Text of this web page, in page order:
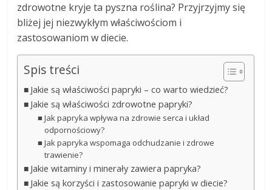
zdrowotne kryje ta pyszna roślina? Przyjrzyjmy się
bliżej jej niezwykłym właściwościom i
zastosowaniom w diecie.
Spis treści
Jakie są właściwości papryki – co warto wiedzieć?
Jakie są właściwości zdrowotne papryki?
Jak papryka wpływa na zdrowie serca i układ
odpornościowy?
Jak papryka wspomaga odchudzanie i zdrowe
trawienie?
Jakie witaminy i minerały zawiera papryka?
Jakie są korzyści i zastosowanie papryki w diecie?